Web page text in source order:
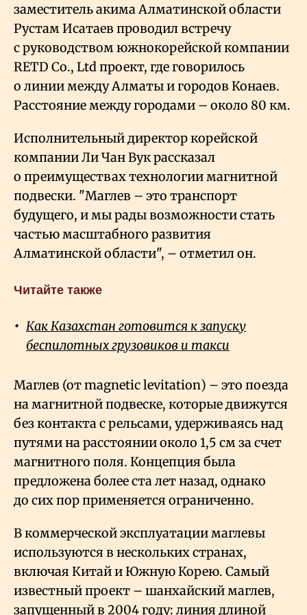
заместитель акима Алматинской области
Рустам Исатаев проводил встречу
с руководством южнокорейской компании
RETD Со., Ltd проект, где говорилось
о линии между Алматы и городов Конаев.
Расстояние между городами – около 80 км.
Исполнительный директор корейской
компании Ли Чан Вук рассказал
о преимуществах технологии магнитной
подвески. "Маглев – это транспорт
будущего, и мы рады возможности стать
частью масштабного развития
Алматинской области", – отметил он.
Читайте также
Как Казахстан готовится к запуску
беспилотных грузовиков и такси
Маглев (от magnetic levitation) – это поезда
на магнитной подвеске, которые движутся
без контакта с рельсами, удерживаясь над
путями на расстоянии около 1,5 см за счет
магнитного поля. Концепция была
предложена более ста лет назад, однако
до сих пор применяется ограниченно.
В коммерческой эксплуатации маглевы
используются в нескольких странах,
включая Китай и Южную Корею. Самый
известный проект – шанхайский маглев,
запущенный в 2004 году: линия длиной